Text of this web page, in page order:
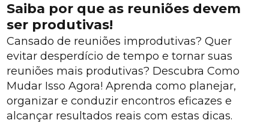
Saiba por que as reuniões devem
ser produtivas!
Cansado de reuniões improdutivas? Quer
evitar desperdício de tempo e tornar suas
reuniões mais produtivas? Descubra Como
Mudar Isso Agora! Aprenda como planejar,
organizar e conduzir encontros eficazes e
alcançar resultados reais com estas dicas.